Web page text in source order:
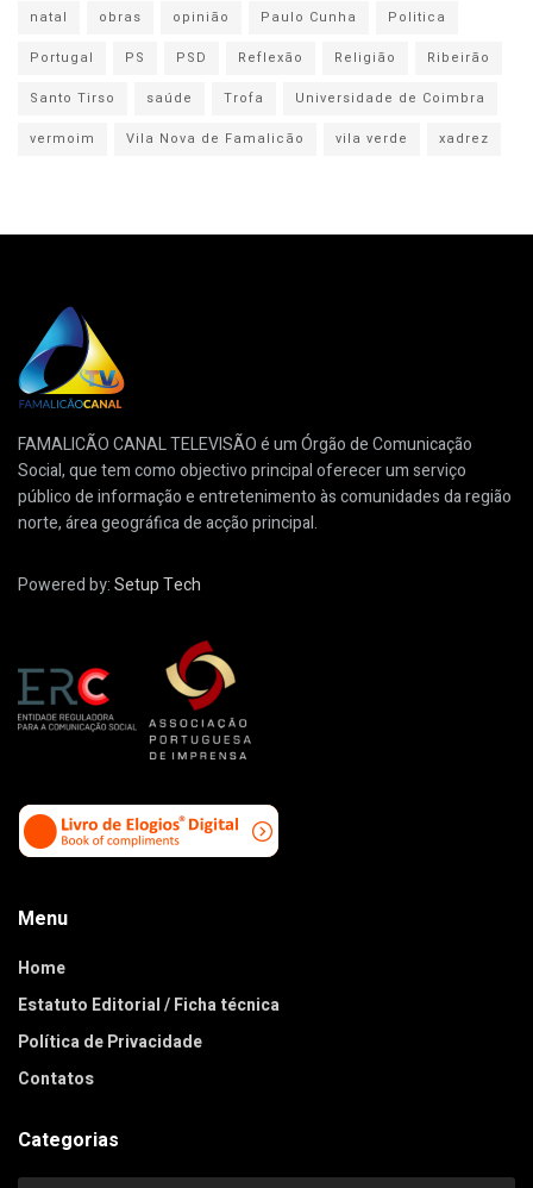
natal
obras opinião Paulo Cunha
Politica
Portugal
PS PSD Reflexão Religião
Ribeirão
Santo Tirso
saúde Trofa
Universidade de Coimbra
vermoim
Vila Nova de Famalicão vila verde xadrez
FAMALICÃO CANAL TELEVISÃO é um Órgão de Comunicação
Social, que tem como objectivo principal oferecer um serviço
público de informação e entretenimento às comunidades da região
norte, área geográfica de acção principal.
Powered by:Setup Tech
Menu
Home
Estatuto Editorial / Ficha técnica
Política de Privacidade
Contatos
Categorias